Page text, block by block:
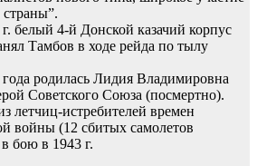
г. белый 4-й Донской казачий корпус
Тамбов в ходе рейда по тылу
года родилась Лидия Владимировна
Советского Союза (посмертно).
летчиц-истребителей времен
войны (12 сбитых самолетов
бою в 1943 г.